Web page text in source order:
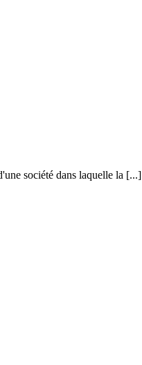
société dans laquelle la [...]